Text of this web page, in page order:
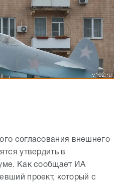
согласования внешнего
утвердить в
Как сообщает ИА
проект, который с